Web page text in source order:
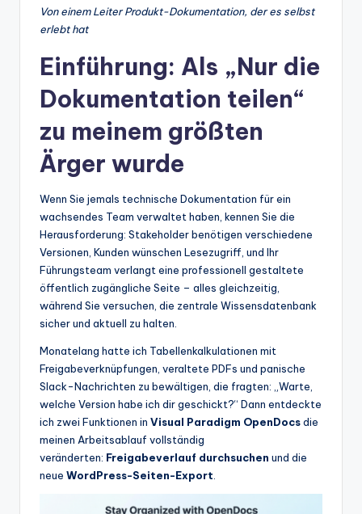
&
o
ft
w
d
tr
Von einem Leiter Produkt-Dokumentation, der es selbst
erlebt hat
Einführung: Als „Nur die
Dokumentation teilen“
zu meinem größten
Ärger wurde
Wenn Sie jemals technische Dokumentation für ein
wachsendes Team verwaltet haben, kennen Sie die
Herausforderung: Stakeholder benötigen verschiedene
Versionen, Kunden wünschen Lesezugriff, und Ihr
Führungsteam verlangt eine professionell gestaltete
öffentlich zugängliche Seite – alles gleichzeitig,
während Sie versuchen, die zentrale Wissensdatenbank
sicher und aktuell zu halten.
Monatelang hatte ich Tabellenkalkulationen mit
Freigabeverknüpfungen, veraltete PDFs und panische
Slack-Nachrichten zu bewältigen, die fragten: „Warte,
welche Version habe ich dir geschickt?“ Dann entdeckte
ich zwei Funktionen in Visual Paradigm OpenDocsdie
meinen Arbeitsablauf vollständig
veränderten: Freigabeverlauf durchsuchen und die
neue WordPress-Seiten-Export